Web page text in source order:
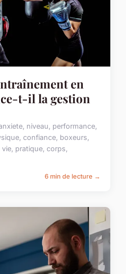
en
t-il la gestion
niveau, performance,
confiance, boxeurs,
pratique, corps,
6 min de lecture →